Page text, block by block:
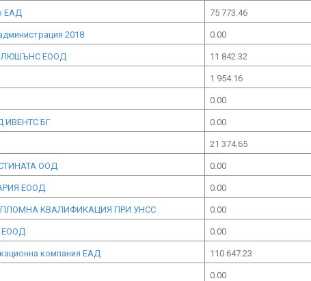
ЕАД 75 773.46
2018 0.00
ЕООД 11 842.32
1 954.16
0.00
ИВЕНТС БГ 0.00
21 374.65
ООД 0.00
ЕООД 0.00
КВАЛИФИКАЦИЯ ПРИ УНСС 0.00
ЕООД 0.00
компания ЕАД 110 647.23
0.00